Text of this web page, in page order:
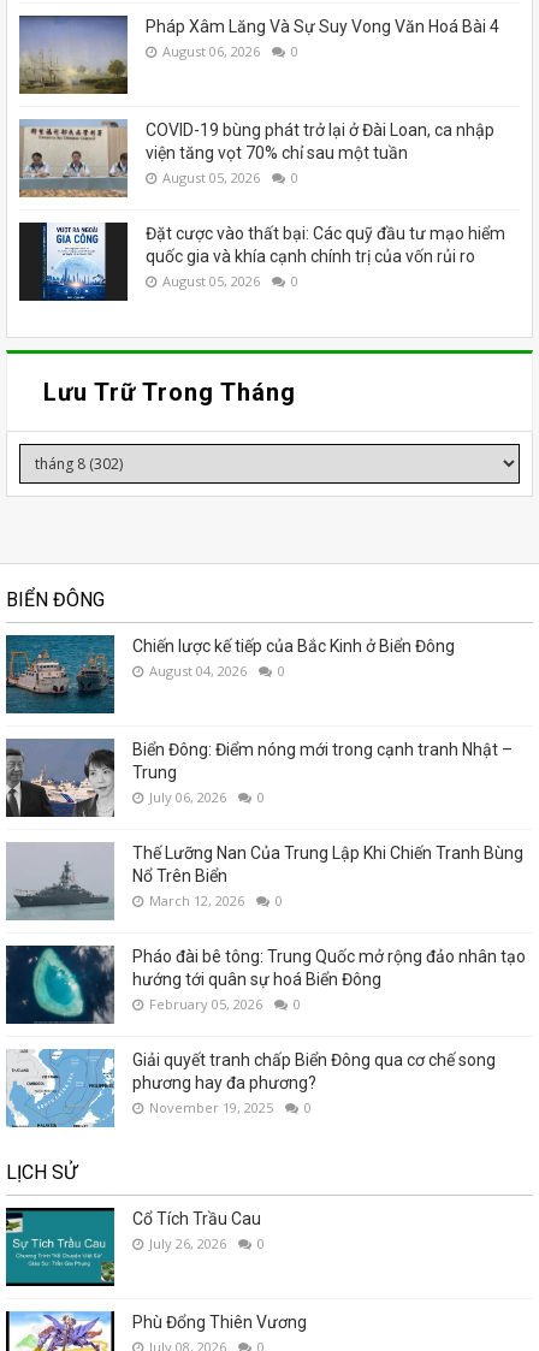
Pháp Xâm Lăng Và Sự Suy Vong Văn Hoá Bài 4
August 06, 2026 0
COVID-19 bùng phát trở lại ở Đài Loan, ca nhập
viện tăng vọt 70% chỉ sau một tuần
August 05, 2026 0
Đặt cược vào thất bại: Các quỹ đầu tư mạo hiểm
quốc gia và khía cạnh chính trị của vốn rủi ro
August 05, 2026 0
Lưu Trữ Trong Tháng
BIỂN ĐÔNG
Chiến lược kế tiếp của Bắc Kinh ở Biển Đông
August 04, 2026 0
Biển Đông: Điểm nóng mới trong cạnh tranh Nhật –
Trung
July 06, 2026 0
Thế Lưỡng Nan Của Trung Lập Khi Chiến Tranh Bùng
Nổ Trên Biển
March 12, 2026 0
Pháo đài bê tông: Trung Quốc mở rộng đảo nhân tạo
hướng tới quân sự hoá Biển Đông
February 05, 2026 0
Giải quyết tranh chấp Biển Đông qua cơ chế song
phương hay đa phương?
November 19, 2025 0
LỊCH SỬ
Cổ Tích Trầu Cau
July 26, 2026 0
Phù Đổng Thiên Vương
July 08, 2026 0